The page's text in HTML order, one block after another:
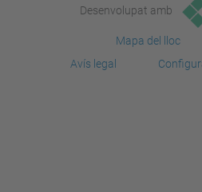
Desenvolupat amb
Mapa del lloc
Avís legal